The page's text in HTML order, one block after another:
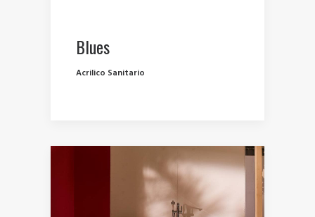
Blues
Acrilico Sanitario